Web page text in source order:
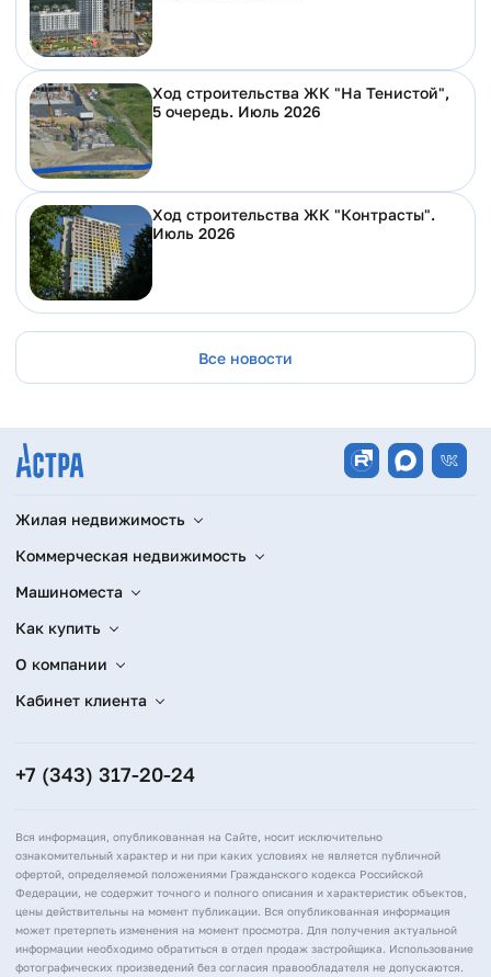
Ход строительства ЖК "На Тенистой",
5 очередь. Июль 2026
Ход строительства ЖК "Контрасты".
Июль 2026
Все новости
Жилая недвижимость
Коммерческая недвижимость
Машиноместа
Как купить
О компании
Кабинет клиента
+7 (343) 317-20-24
Вся информация, опубликованная на Сайте, носит исключительно
ознакомительный характер и ни при каких условиях не является публичной
офертой, определяемой положениями Гражданского кодекса Российской
Федерации, не содержит точного и полного описания и характеристик объектов,
цены действительны на момент публикации. Вся опубликованная информация
может претерпеть изменения на момент просмотра. Для получения актуальной
информации необходимо обратиться в отдел продаж застройщика. Использование
фотографических произведений без согласия правообладателя не допускаются.